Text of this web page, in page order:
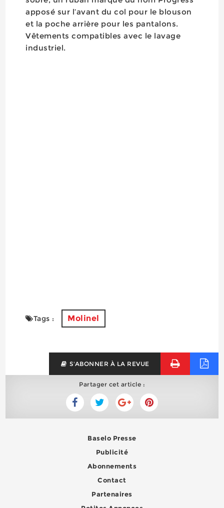
apposé sur l’avant du col pour le blouson
et la poche arrière pour les pantalons.
Vêtements compatibles avec le lavage
industriel.
Tags : Molinel
S'ABONNER À LA REVUE
Partager cet article :
Baselo Presse
Publicité
Abonnements
Contact
Partenaires